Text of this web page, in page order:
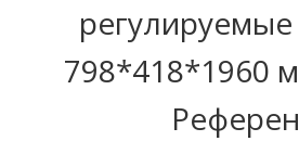
798*418*1960